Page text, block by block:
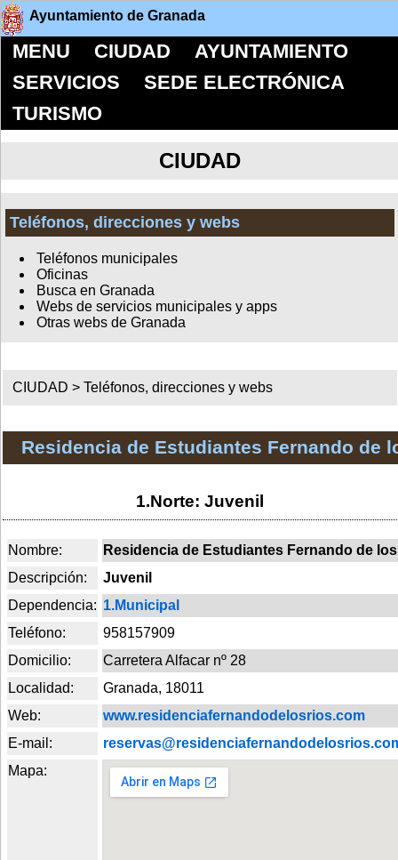
Ayuntamiento de Granada
MENU CIUDAD
AYUNTAMIENTO
SERVICIOS
SEDE ELECTRÓNICA
TURISMO
CIUDAD
Teléfonos, direcciones y webs
Teléfonos municipales
Oficinas
Busca en Granada
Webs de servicios municipales y apps
Otras webs de Granada
CIUDAD >Teléfonos, direcciones y webs
Residencia de Estudiantes Fernando de
1.Norte: Juvenil
Nombre:
Residencia de Estudiantes Fernando de
Descripción:
Juvenil
Dependencia: 1.Municipal
Teléfono:
958157909
Domicilio:
Carretera Alfacar nº 28
Localidad:
Granada, 18011
Web:
www.residenciafernandodelosrios.com
E-mail:
Mapa: